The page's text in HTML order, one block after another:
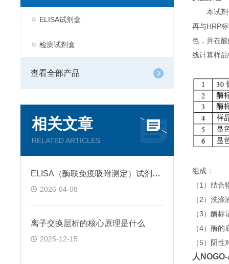
ELISA试剂盒
检测试剂盒
查看全部产品
相关文章
RELATED ARTICLES
ELISA（酶联免疫吸附测定）试剂盒原理类型检测方法
2026-04-08
离子交换层析的核心原理是什么
2025-12-15
本试
再与HRP
色，并在
线计算样
组成：
（1）结
（2）洗
（3）酶
（4）酶的
（5）阴
人